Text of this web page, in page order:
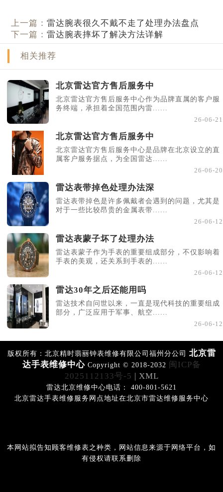
上一篇：雷达腕表很久不戴不走了处理办法盘点
下一篇：雷达腕表摔坏了解决方法详解
相关推荐
北京雷达官方售后服务中
北京雷达官方售后服务中心作为品牌直属的客户服
务终端，承担着全国范围内雷......
26-06-21
北京雷达官方售后服务中
北京雷达官方售后服务中心是品牌在北京设立的直
属客户服务据点，为全国雷达......
26-06-20
雷达表带掉色处理办法深
雷达表带掉色是许多佩戴者会遇到的问题，尤其是
对于一些比较昂贵的金属表带......
26-06-12
雷达表蒙子坏了处理办法
雷达表蒙子作为手表的重要组成部分，不仅影响着
手表的美观，还关系到手表的......
26-06-12
雷达30年之后还能用吗
雷达技术自问世以来，一直是现代科技的重要组成
部分，广泛应用于军事、航空......
26-06-12
版权所有：北京精时翡丽钟表维修有限公司福州分公司 北京雷
达手表维修中心 Copyright © 2018-2032
闽ICP备
2025112133号-5
| XML
雷达北京维修中心电话： 400-801-5621
北京雷达手表维修服务网点地址在北京市雷达维修服务中心
本网站拟告知顾客维修表之种类，网站信息来源于网络平台，如
有侵权请联系删除